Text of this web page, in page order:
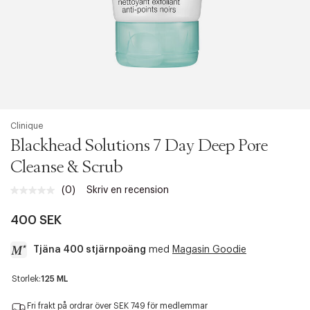
Clinique
Blackhead Solutions 7 Day Deep Pore
Cleanse & Scrub
Inget
sida.
(0) Skriv en recension
400 SEK
Tjäna 400 stjärnpoäng med Magasin Goodie
a
c
Storlek:125 ML
Fri frakt på ordrar över SEK 749 för medlemmar